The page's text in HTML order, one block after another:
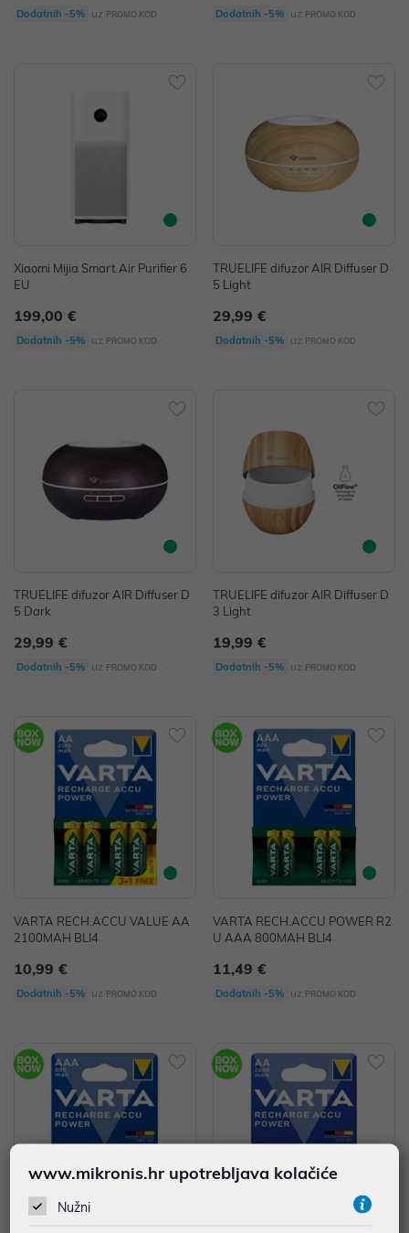
Dodatnih -5% uz PROMO KOD Dodatnih -5% uz PROMO KOD
Xiaomi Mijia Smart Air Purifier 6
EU
199,00 €
Dodatnih -5% uz PROMO KOD
TRUELIFE difuzor AIR Diffuser D
5 Light
29,99 €
Dodatnih -5% uz PROMO KOD
TRUELIFE difuzor AIR Diffuser D
5 Dark
29,99 €
Dodatnih -5% uz PROMO KOD
TRUELIFE difuzor AIR Diffuser D
3 Light
19,99 €
Dodatnih -5% uz PROMO KOD
VARTA RECH.ACCU VALUE AA
2100MAH BLI4
10,99 €
Dodatnih -5% uz PROMO KOD
VARTA RECH.ACCU POWER R2
U AAA 800MAH BLI4
11,49 €
Dodatnih -5% uz PROMO KOD
www.mikronis.hr upotrebljava kolačiće
Nužni